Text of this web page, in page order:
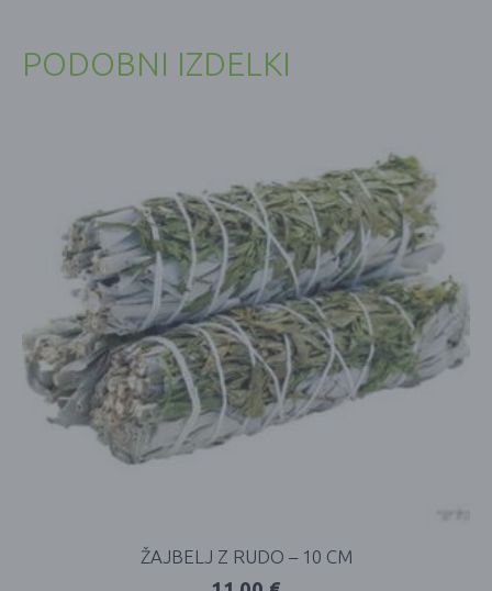
PODOBNI IZDELKI
ŽAJBELJ Z RUDO – 10 CM